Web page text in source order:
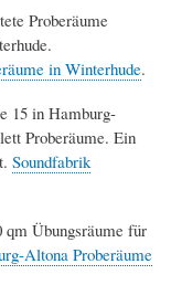
Proberäume
in Winterhude.
15 in Hamburg-
Proberäume. Ein
Soundfabrik
Übungsräume für
Altona Proberäume